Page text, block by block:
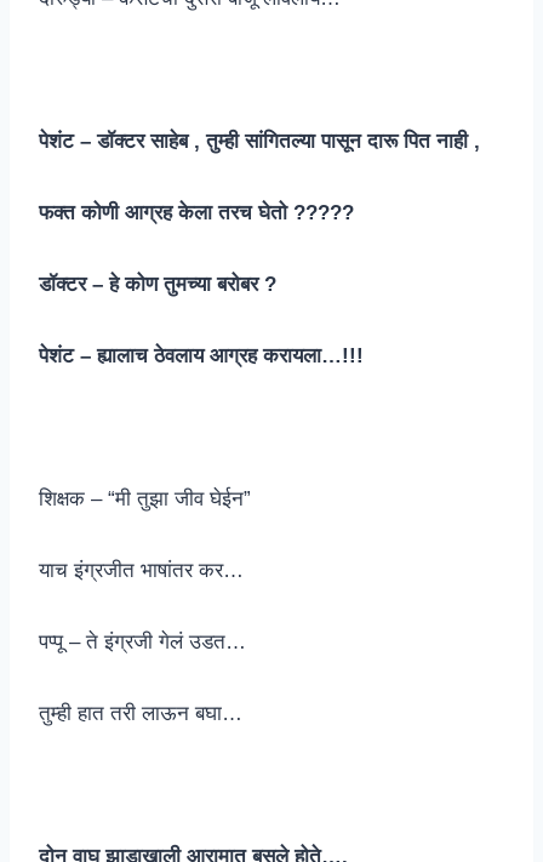
पेशंट – डॉक्टर साहेब , तुम्ही सांगितल्या पासून दारू पित नाही ,
फक्त कोणी आग्रह केला तरच घेतो ?????
डॉक्टर – हे कोण तुमच्या बरोबर ?
पेशंट – ह्यालाच ठेवलाय आग्रह करायला…!!!
शिक्षक – “मी तुझा जीव घेईन”
याच इंग्रजीत भाषांतर कर…
पप्पू – ते इंग्रजी गेलं उडत…
तुम्ही हात तरी लाऊन बघा…
दोन वाघ झाडाखाली आरामात बसले होते….